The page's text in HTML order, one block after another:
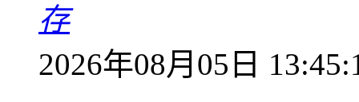
存
2026年08月05日